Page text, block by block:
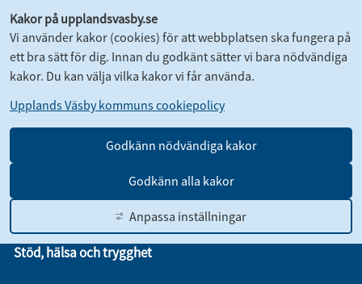
Kakor på upplandsvasby.se
Vi använder kakor (cookies) för att webbplatsen ska fungera på
ett bra sätt för dig. Innan du godkänt sätter vi bara nödvändiga
kakor. Du kan välja vilka kakor vi får använda.
Upplands Väsby kommuns cookiepolicy
Godkänn nödvändiga kakor
Godkänn alla kakor
Anpassa inställningar
Om skolan
Elev och vårdnadshavare
Stöd, hälsa och trygghet